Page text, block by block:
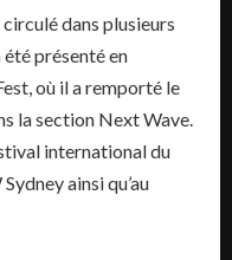
circulé dans plusieurs
présenté en
où il a remporté le
la section Next Wave.
international du
ainsi qu’au